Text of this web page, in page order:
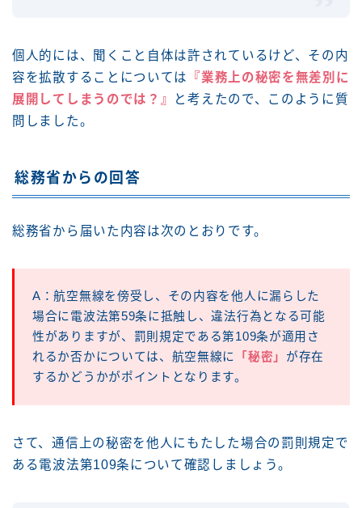
個人的には、聞くこと自体は許されているけど、その内
容を拡散することについては
『業務上の秘密を無差別に
展開してしまうのでは？』
と考えたので、このように質
問しました。
総務省からの回答
総務省から届いた内容は次のとおりです。
A：航空無線を傍受し、その内容を他人に漏らした
場合に電波法第59条に抵触し、違法行為となる可能
性がありますが、罰則規定である第109条が適用さ
れるか否かについては、航空無線に
「秘密」 が存在
するかどうかがポイントとなります。
さて、通信上の秘密を他人にもたした場合の罰則規定で
ある電波法第109条について確認しましょう。